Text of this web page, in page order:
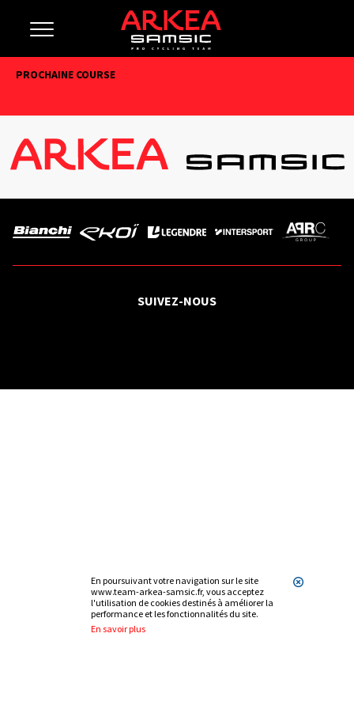
En poursuivant votre navigation sur le site
www.team-arkea-samsic.fr, vous acceptez
l'utilisation de cookies destinés à améliorer la
performance et les fonctionnalités du site.
En savoir plus
PROCHAINE COURSE
SUIVEZ-NOUS